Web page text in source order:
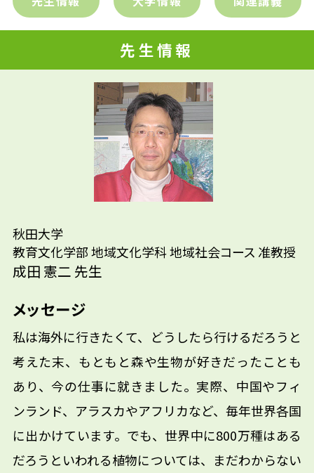
先生情報
秋田大学
教育文化学部 地域文化学科 地域社会コース 准教授
成田 憲二 先生
メッセージ
私は海外に行きたくて、どうしたら行けるだろうと
考えた末、もともと森や生物が好きだったことも
あり、今の仕事に就きました。実際、中国やフィ
ンランド、アラスカやアフリカなど、毎年世界各国
に出かけています。でも、世界中に800万種はある
だろうといわれる植物については、まだわからない
先生の学問へのきっかけは？
先輩たちはどんな仕事に携わって
いるの？